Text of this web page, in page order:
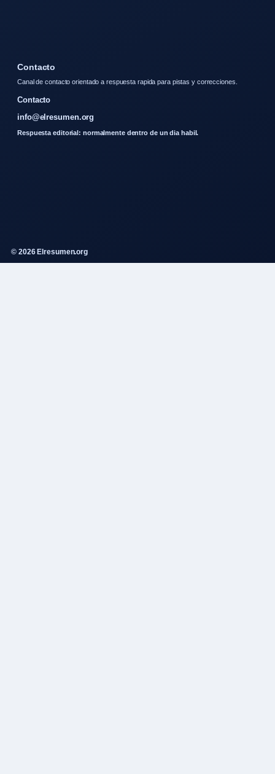
Contacto
Canal de contacto orientado a respuesta rapida para pistas y correcciones.
Contacto
info@elresumen.org
Respuesta editorial: normalmente dentro de un dia habil.
© 2026 Elresumen.org